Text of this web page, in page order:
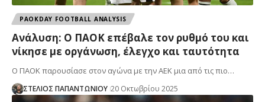
PAOKDAY FOOTBALL ANALYSIS
Ανάλυση: Ο ΠΑΟΚ επέβαλε τον ρυθμό του και
νίκησε με οργάνωση, έλεγχο και ταυτότητα
Ο ΠΑΟΚ παρουσίασε στον αγώνα με την ΑΕΚ μια από τις πιο…
ΣΤΕΛΙΟΣ ΠΑΠΑΝΤΩΝΙΟΥ 20 Οκτωβρίου 2025